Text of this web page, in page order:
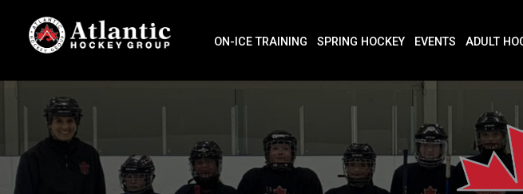
ON-ICE TRAINING SPRING HOCKEY EVENTS ADULT